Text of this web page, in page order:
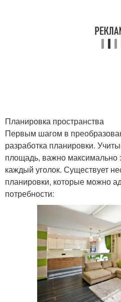
Планировка пространства
Первым шагом в
разработка планировки.
площадь, важно максимально
каждый уголок. Существует
планировки, которые можно
потребности: